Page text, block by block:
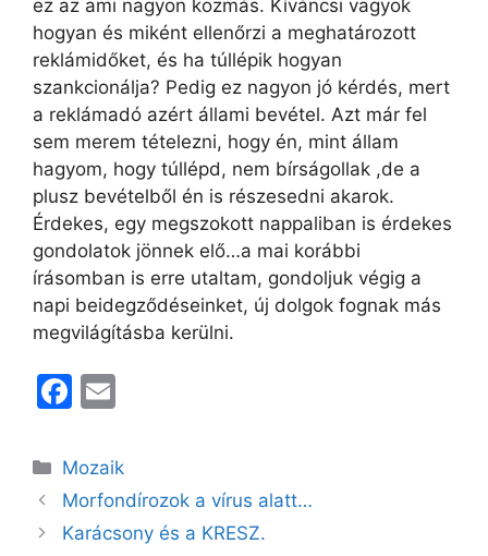
ez az ami nagyon kozmás. Kíváncsi vagyok
hogyan és miként ellenőrzi a meghatározott
reklámidőket, és ha túllépik hogyan
szankcionálja? Pedig ez nagyon jó kérdés, mert
a reklámadó azért állami bevétel. Azt már fel
sem merem tételezni, hogy én, mint állam
hagyom, hogy túllépd, nem bírságollak ,de a
plusz bevételből én is részesedni akarok.
Érdekes, egy megszokott nappaliban is érdekes
gondolatok jönnek elő…a mai korábbi
írásomban is erre utaltam, gondoljuk végig a
napi beidegződéseinket, új dolgok fognak más
megvilágításba kerülni.
F
c
e
b
ai
l
Kategória
Mozaik
Morfondírozok a vírus alatt…
Karácsony és a KRESZ.